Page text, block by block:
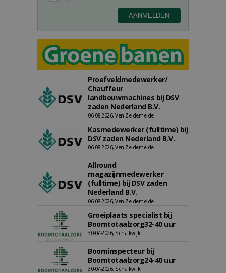
Proefveldmedewerker/
Chauffeur
landbouwmachines bij DSV
zaden Nederland B.V.
06-08-2026, Ven-Zelderheide
Kasmedewerker (fulltime) bij
DSV zaden Nederland B.V.
06-08-2026, Ven-Zelderheide
Allround
magazijnmedewerker
(fulltime) bij DSV zaden
Nederland B.V.
06-08-2026, Ven Zelderheide
Groeiplaats specialist bij
Boomtotaalzorg32-40 uur
30-07-2026, Schalkwijk
Boominspecteur bij
Boomtotaalzorg24-40 uur
30-07-2026, Schalkwijk